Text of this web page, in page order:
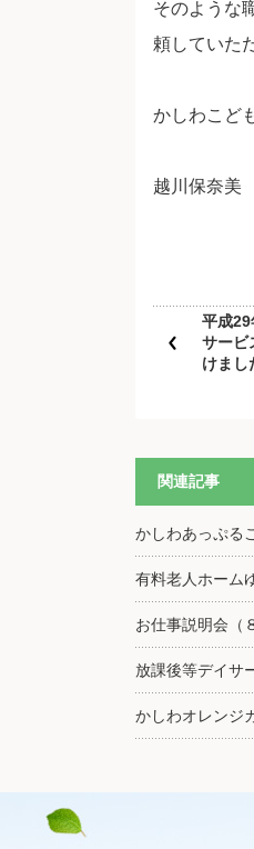
そのような
頼していた
かしわこど
越川保奈美
平成
サービ
けまし
関連記事
かしわあっぷる
有料老人ホーム
お仕事説明会（
放課後等デイサ
かしわオレンジ